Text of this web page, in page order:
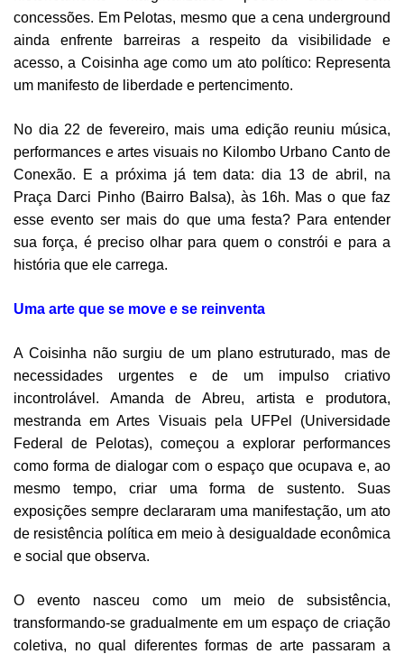
concessões. Em Pelotas, mesmo que a cena underground
ainda enfrente barreiras a respeito da visibilidade e
acesso, a Coisinha age como um ato político: Representa
um manifesto de liberdade e pertencimento.
No dia 22 de fevereiro, mais uma edição reuniu música,
performances e artes visuais no Kilombo Urbano Canto de
Conexão. E a próxima já tem data: dia 13 de abril, na
Praça Darci Pinho (Bairro Balsa), às 16h. Mas o que faz
esse evento ser mais do que uma festa? Para entender
sua força, é preciso olhar para quem o constrói e para a
história que ele carrega.
Uma arte que se move e se reinventa
A Coisinha não surgiu de um plano estruturado, mas de
necessidades urgentes e de um impulso criativo
incontrolável. Amanda de Abreu, artista e produtora,
mestranda em Artes Visuais pela UFPel (Universidade
Federal de Pelotas), começou a explorar performances
como forma de dialogar com o espaço que ocupava e, ao
mesmo tempo, criar uma forma de sustento. Suas
exposições sempre declararam uma manifestação, um ato
de resistência política em meio à desigualdade econômica
e social que observa.
O evento nasceu como um meio de subsistência,
transformando-se gradualmente em um espaço de criação
coletiva, no qual diferentes formas de arte passaram a